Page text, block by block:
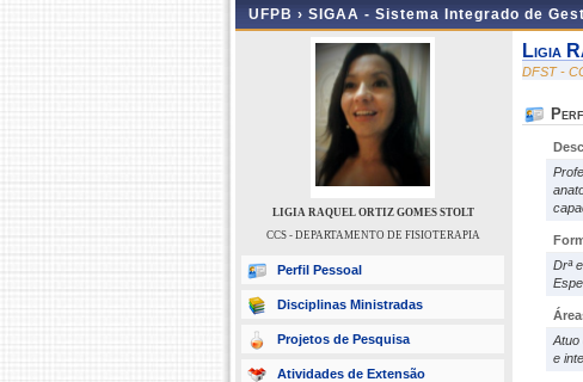
UFPB › SIGAA - Sistema Integrado de
LIGIA RAQUEL ORTIZ GOMES STOLT
CCS - DEPARTAMENTO DE FISIOTERAPIA
Perfil Pessoal
Disciplinas Ministradas
Projetos de Pesquisa
Atividades de Extensão
Ligia
DFST -
Drª
Atuo
e